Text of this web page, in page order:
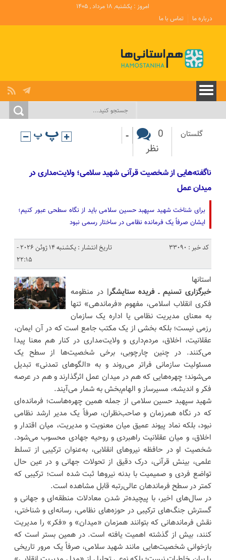
امروز : یکشنبه, ۱۸ مرداد , ۱۴۰۵
درباره ما
تماس با ما
گلستان
0
نظر
-
ناگفته‌هایی از شخصیت قرآنی شهید سلامی؛ ولایت‌مداری در
میدان عمل
برای شناخت شهید سپهبد حسین سلامی باید از نگاه سطحی عبور کنیم؛
ایشان صرفاً یک فرمانده نظامی در ساختار رسمی نبود
کد خبر : 33090
تاریخ انتشار : یکشنبه 14 ژوئن 2026 -
22:15
استانها
خبرگزاری تسنیم ـ فریده ستایشگر| در منظومه
فکری انقلاب اسلامی، مفهوم «فرماندهی» تنها
به معنای مدیریت نظامی یا اداره یک سازمان
رزمی نیست؛ بلکه بخشی از یک مکتب جامع است که در آن ایمان،
عقلانیت، اخلاق، مردم‌داری و ولایت‌مداری در کنار هم معنا پیدا
می‌کنند. در چنین چارچوبی، برخی شخصیت‌ها از سطح یک
مسئولیت سازمانی فراتر می‌روند و به «الگوهای تمدنی» تبدیل
می‌شوند؛ چهره‌هایی که هم در میدان عمل اثرگذارند و هم در عرصه
فکر و اندیشه، مسیرساز و الهام‌بخش به شمار می‌آیند.
شهید سپهبد حسین سلامی از جمله همین چهره‌هاست؛ فرمانده‌ای
که در نگاه همرزمان و صاحب‌نظران، صرفاً یک مدیر ارشد نظامی
نبود، بلکه نماد پیوند عمیق میان معنویت و مدیریت، میان اقتدار و
اخلاق، و میان عقلانیت راهبردی و روحیه جهادی محسوب می‌شود.
شخصیت او در حافظه نیروهای انقلابی، به‌عنوان ترکیبی از تسلط
علمی، بینش قرآنی، درک دقیق از تحولات جهانی و در عین حال
تواضع فردی و صمیمیت با بدنه نیروها ثبت شده است؛ ترکیبی که
کمتر در سطح فرماندهان عالی‌رتبه قابل مشاهده است.
در سال‌های اخیر، با پیچیده‌تر شدن معادلات منطقه‌ای و جهانی و
گسترش جنگ‌های ترکیبی در حوزه‌های نظامی، رسانه‌ای و شناختی،
نقش فرماندهانی که بتوانند همزمان «میدان» و «فکر» را مدیریت
کنند، بیش از گذشته اهمیت یافته است. در همین بستر است که
بازخوانی شخصیت‌هایی مانند شهید سلامی، صرفاً یک مرور تاریخی